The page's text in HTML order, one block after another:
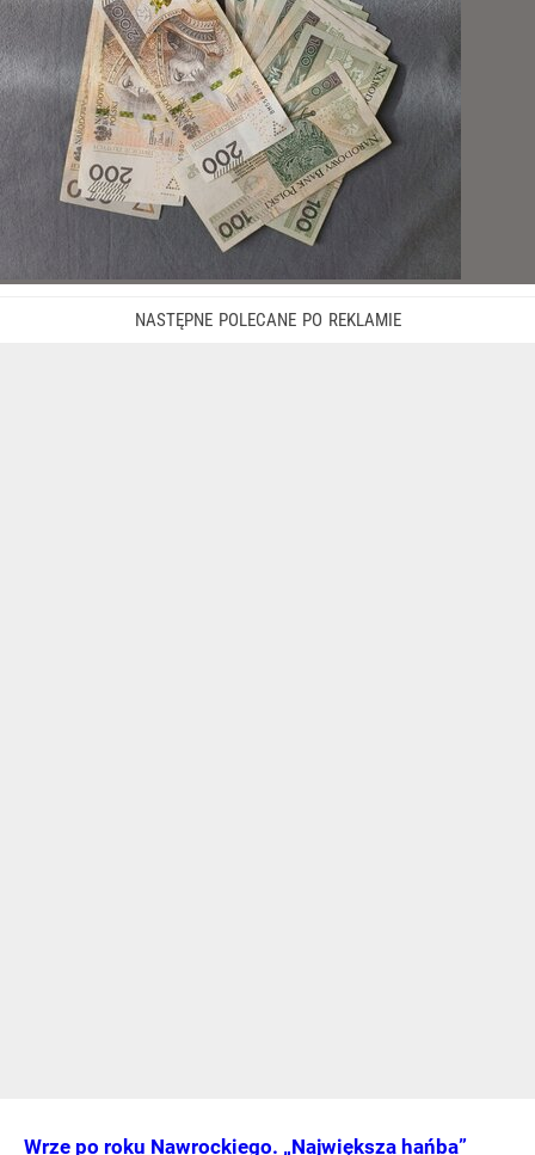
Wrze po roku Nawrockiego. „Największa hańba”